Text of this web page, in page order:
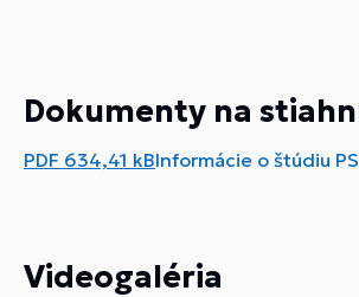
Dokumenty na
PDF 634,41 kBInformácie o štúdiu PS
Videogaléria